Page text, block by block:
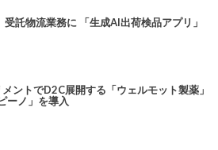
託物流業務に 「生成AI出荷検品アプリ」
ントでD2C展開する「ウェルモット製薬」
ーノ」を導入